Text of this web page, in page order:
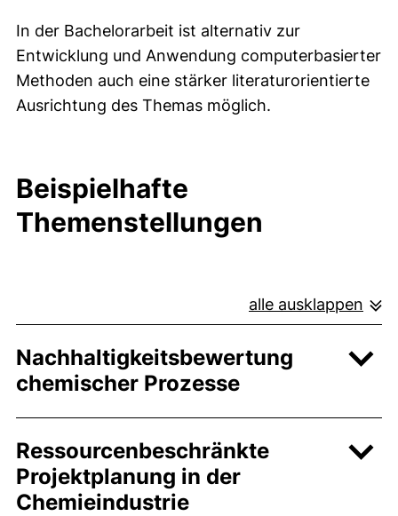
In der Bachelorarbeit ist alternativ zur
Entwicklung und Anwendung computerbasierter
Methoden auch eine stärker literaturorientierte
Ausrichtung des Themas möglich.
Beispielhafte
Themenstellungen
alle ausklappen
Nachhaltigkeitsbewertung
chemischer Prozesse
Ressourcenbeschränkte
Projektplanung in der
Chemieindustrie